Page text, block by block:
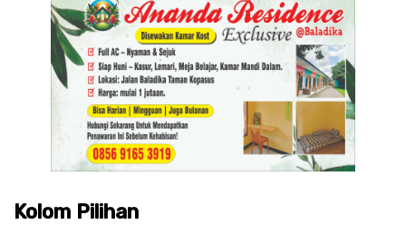
Kolom Pilihan